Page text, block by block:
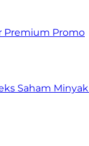
Premium Promo
Saham Minyak